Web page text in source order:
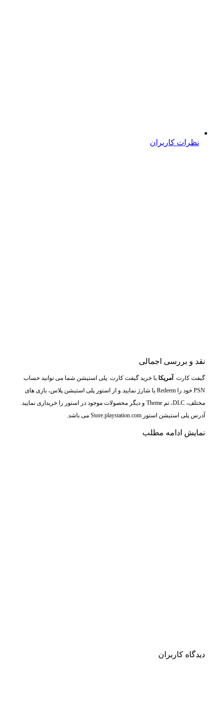
نظرات کاربران
نقد و بررسی اجمالی
گیفت کارت آمریکا با خرید گیفت کارت پلی استیشن شما می توانید حساب
PSN خود را Redeem یا شارژ نمایید و از استور پلی استیشن پلاس، بازی های
مختلف، DLC، تم Theme و دیگر محصولات موجود در استور را خریداری نمایید.
آدرس پلی استیشن استور Store.playstation.com می باشد.
نمایش ادامه مطلب
دیدگاه کاربران